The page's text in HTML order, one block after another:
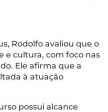
Rodolfo avaliou que o
e cultura, com foco nas
Ele afirma que a
à atuação
possui alcance